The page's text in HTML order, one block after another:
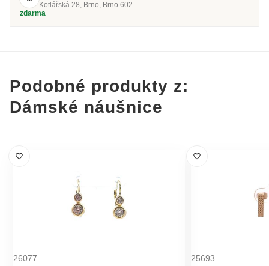
Kotlářská 28, Brno, Brno 602
zdarma
Podobné produkty z:
Dámské náušnice
26077 25693